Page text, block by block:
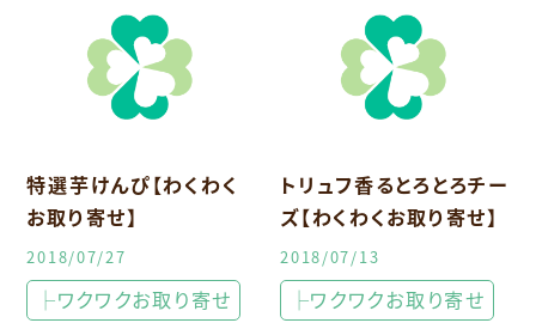
特選芋けんぴ【わくわく
お取り寄せ】
2018/07/27
├ワクワクお取り寄せ
トリュフ香るとろとろチー
ズ【わくわくお取り寄せ】
2018/07/13
├ワクワクお取り寄せ